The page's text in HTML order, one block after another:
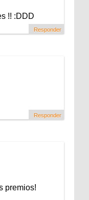
!! :DDD
Responder
Responder
premios!